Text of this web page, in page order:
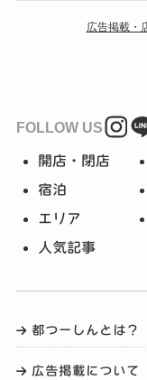
広告掲載・
FOLLOW US
開店・閉店
宿泊
エリア
人気記事
都つーしんとは？
広告掲載について